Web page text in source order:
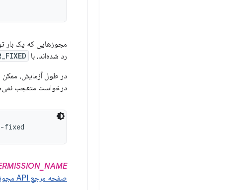
مجوزهایی که یک بار
رد شده‌اند، با
در طول آزمایش، ممکن
درخواست متعجب
fixed
صفحه مرجع API مجوزها